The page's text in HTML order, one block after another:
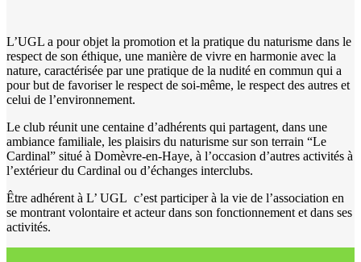
Un écrin de
verdure …
où il fait bon respirer et se
L’UGL a pour objet la promotion et la pratique du naturisme dans le
respect de son éthique, une manière de vivre en harmonie avec la
nature, caractérisée par une pratique de la nudité en commun qui a
pour but de favoriser le respect de soi-même, le respect des autres et
celui de l’environnement.
Le club réunit une centaine d’adhérents qui partagent, dans une
ambiance familiale, les plaisirs du naturisme sur son terrain “Le
Cardinal” situé à Domèvre-en-Haye, à l’occasion d’autres activités à
l’extérieur du Cardinal ou d’échanges interclubs.
Être adhérent à L’ UGL c’est participer à la vie de l’association en
se montrant volontaire et acteur dans son fonctionnement et dans ses
activités.